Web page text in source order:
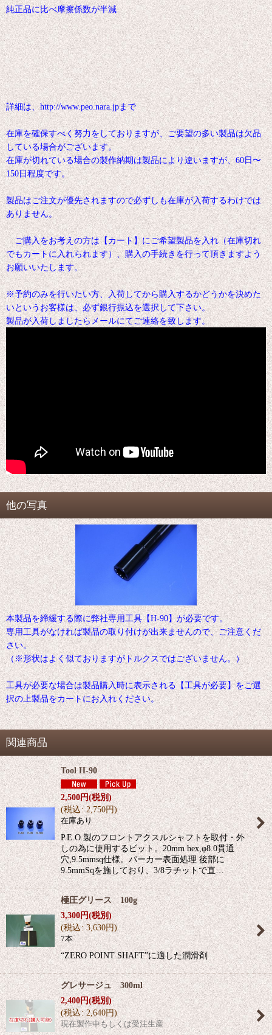
純正品に比べ摩擦係数が半減
詳細は、http://www.peo.nara.jpまで
在庫を確保すべく努力をしておりますが、ご要望の多い製品は欠品
している場合がございます。
在庫が切れている場合の製作納期は製品により違いますが、60日〜
150日程度です。
製品はご注文が優先されますので必ずしも在庫が入荷するわけでは
ありません。
ご購入をお考えの方は【カート】にご希望製品を入れ（在庫切れ
でもカートに入れられます）、購入の手続きを行って頂きますよう
お願いいたします。
※予約のみを行いたい方、入荷してから購入するかどうかを決めた
いというお客様は、必ず銀行振込を選択して下さい。
製品が入荷しましたらメールにてご連絡を致します。
他の写真
本製品を締緩する際に弊社専用工具【H-90】が必要です。
専用工具がなければ製品の取り付けが出来ませんので、ご注意くだ
さい。
（※形状はよく似ておりますがトルクスではございません。）
工具が必要な場合は製品購入時に表示される【工具が必要】をご選
択の上製品をカートにお入れください。
関連商品
Tool H-90
2,500円(税別)
(税込: 2,750円)
在庫あり
P.E.O.製のフロントアクスルシャフトを取付・外
しの為に使用するビット。20mm hex,φ8.0貫通
穴,9.5mmsq仕様。パーカー表面処理 後部に
9.5mmSqを施しており、3/8ラチットで直…
極圧グリース 100g
3,300円(税別)
(税込: 3,630円)
7本
“ZERO POINT SHAFT”に適した潤滑剤
グレサージュ 300ml
2,400円(税別)
(税込: 2,640円)
現在製作中もしくは受注生産